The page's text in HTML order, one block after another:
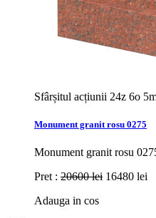
Sfârșitul acțiunii 24z 6o
Monument granit rosu 0275
Monument granit rosu
Pret : 20600 lei 16480 lei
Adauga in cos